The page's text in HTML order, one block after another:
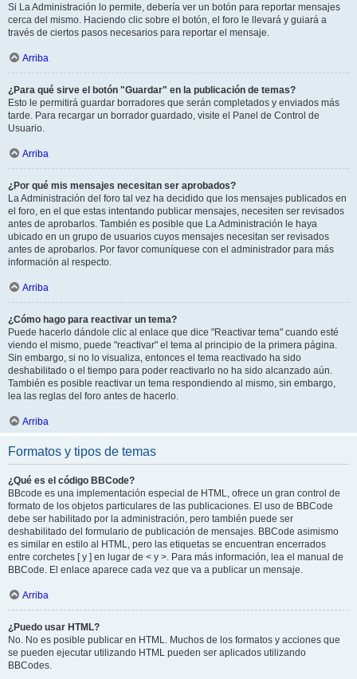
Si La Administración lo permite, debería ver un botón para reportar mensajes
cerca del mismo. Haciendo clic sobre el botón, el foro le llevará y guiará a
través de ciertos pasos necesarios para reportar el mensaje.
Arriba
¿Para qué sirve el botón "Guardar" en la publicación de temas?
Esto le permitirá guardar borradores que serán completados y enviados más
tarde. Para recargar un borrador guardado, visite el Panel de Control de
Usuario.
Arriba
¿Por qué mis mensajes necesitan ser aprobados?
La Administración del foro tal vez ha decidido que los mensajes publicados en
el foro, en el que estas intentando publicar mensajes, necesiten ser revisados
antes de aprobarlos. También es posible que La Administración le haya
ubicado en un grupo de usuarios cuyos mensajes necesitan ser revisados
antes de aprobarlos. Por favor comuníquese con el administrador para más
información al respecto.
Arriba
¿Cómo hago para reactivar un tema?
Puede hacerlo dándole clic al enlace que dice "Reactivar tema" cuando esté
viendo el mismo, puede "reactivar" el tema al principio de la primera página.
Sin embargo, si no lo visualiza, entonces el tema reactivado ha sido
deshabilitado o el tiempo para poder reactivarlo no ha sido alcanzado aún.
También es posible reactivar un tema respondiendo al mismo, sin embargo,
lea las reglas del foro antes de hacerlo.
Arriba
Formatos y tipos de temas
¿Qué es el código BBCode?
BBcode es una implementación especial de HTML, ofrece un gran control de
formato de los objetos particulares de las publicaciones. El uso de BBCode
debe ser habilitado por la administración, pero también puede ser
deshabilitado del formulario de publicación de mensajes. BBCode asimismo
es similar en estilo al HTML, pero las etiquetas se encuentran encerrados
entre corchetes [ y ] en lugar de < y >. Para más información, lea el manual de
BBCode. El enlace aparece cada vez que va a publicar un mensaje.
Arriba
¿Puedo usar HTML?
No. No es posible publicar en HTML. Muchos de los formatos y acciones que
se pueden ejecutar utilizando HTML pueden ser aplicados utilizando
BBCodes.